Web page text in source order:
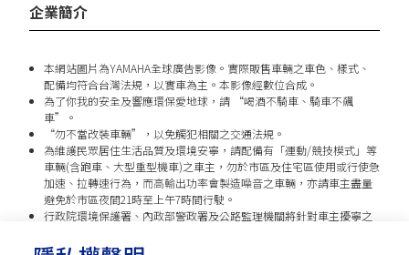
企業簡介
本網站圖片為YAMAHA全球廣告影像。實際販售車輛之車色、樣式、
配備均符合台灣法規，以實車為主。本影像經數位合成。
為了你我的安全及響應環保愛地球，請 “喝酒不騎車、騎車不飆
車”。
“勿不當改裝車輛”，以免觸犯相關之交通法規。
為維護民眾居住生活品質及環境安寧，請配備有「運動/競技模式」等
車輛(含跑車、大型重型機車)之車主，勿於市區及住宅區使用或行使急
加速、拉轉速行為，而高輸出功率會製造噪音之車輛，亦請車主盡量
避免於市區夜間21時至上午7時間行駛。
行政院環境保護署、內政部警政署及公路監理機關將針對車主擾寧之
台灣山葉機車 關心您